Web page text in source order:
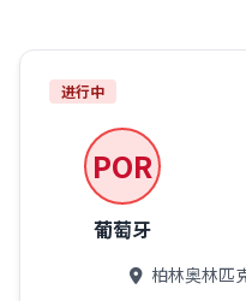
进行中
POR
葡萄牙
柏林奥林匹